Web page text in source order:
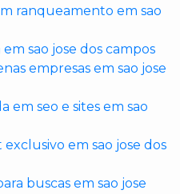
ranqueamento em sao
sao jose dos campos
empresas em sao jose
em seo e sites em sao
em sao jose dos
buscas em sao jose